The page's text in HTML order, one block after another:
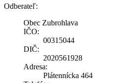
Odberateľ:
Obec Zubrohlava
IČO:
00315044
DIČ:
2020561928
Adresa:
Plátennícka 464